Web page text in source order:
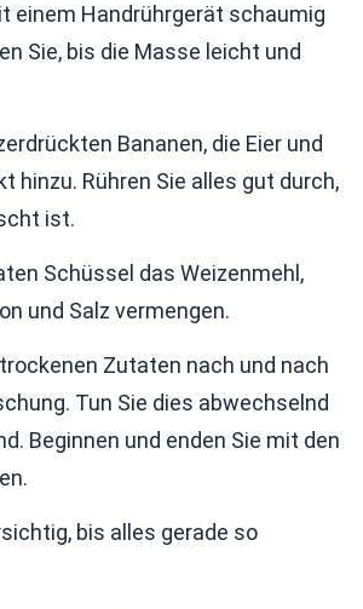
einem Handrührgerät schaumig
Sie, bis die Masse leicht und
Bananen, die Eier und
hinzu. Rühren Sie alles gut durch,
ist.
Schüssel das Weizenmehl,
und Salz vermengen.
Zutaten nach und nach
Tun Sie dies abwechselnd
Beginnen und enden Sie mit den
bis alles gerade so